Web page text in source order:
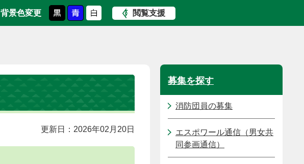
背景色変更 閲覧支援
更新日：2026年02月20日
募集を探す
消防団員の募集
エスポワール通信（男女共
同参画通信）